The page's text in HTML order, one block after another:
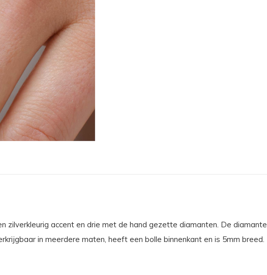
accent en drie met de hand gezette diamanten. De
in meerdere maten, heeft een bolle binnenkant en is 5mm